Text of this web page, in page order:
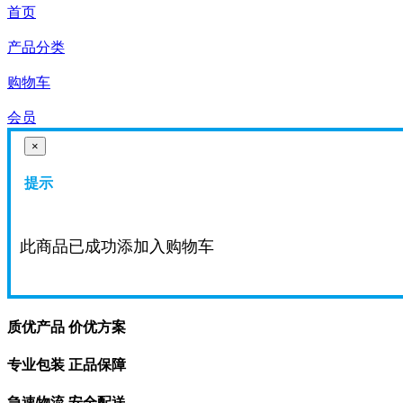
首页
产品分类
购物车
会员
×
提示
此商品已成功添加入购物车
质优产品 价优方案
专业包装 正品保障